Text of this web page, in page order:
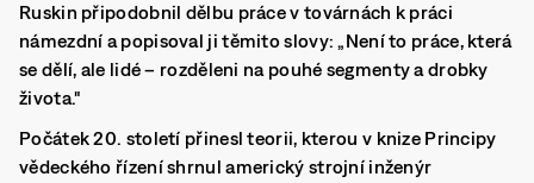
Ruskin připodobnil dělbu práce v továrnách k práci
námezdní a popisoval ji těmito slovy: „Není to práce, která
se dělí, ale lidé – rozděleni na pouhé segmenty a drobky
života."
Počátek 20. století přinesl teorii, kterou v knize Principy
vědeckého řízení shrnul americký strojní inženýr